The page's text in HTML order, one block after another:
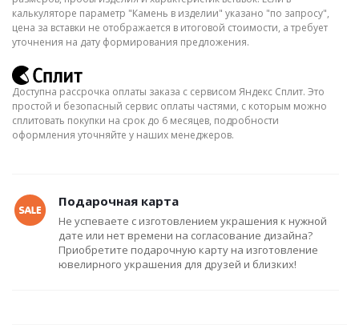
калькуляторе параметр "Камень в изделии" указано "по запросу",
цена за вставки не отображается в итоговой стоимости, а требует
уточнения на дату формирования предложения.
Доступна рассрочка оплаты заказа с сервисом Яндекс Сплит. Это
простой и безопасный сервис оплаты частями, с которым можно
сплитовать покупки на срок до 6 месяцев, подробности
оформления уточняйте у наших менеджеров.
Подарочная карта
Не успеваете с изготовлением украшения к нужной
дате или нет времени на согласование дизайна?
Приобретите подарочную карту на изготовление
ювелирного украшения для друзей и близких!